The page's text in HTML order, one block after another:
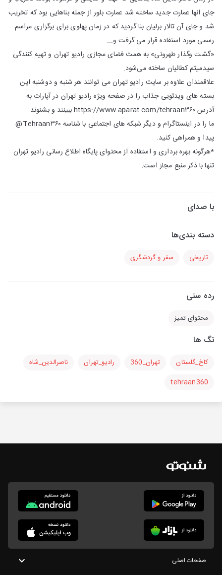
جای انها عمارت جدید ساخته شد عمارت بلور از جمله بناهایی بود كه تخریب
شد و جای آن تالار برلیان بنا گردید كه در زمان پهلوی برای برگزاری مراسم
رسمی مورد استفاده قرار می گرفت و...
«گشت‌ وگذار طهرونی» به همت فضای مجازی رادیو تهران و تهیه كنندگی
سیدمیثم كطائیان ساخته می‌شود.
علاقمندان علاوه بر سایت رادیو تهران می توانند هر شنبه و دوشنبه این
بسته های ویدئویی جذاب را در صفحه ویژه رادیو تهران در آپارات به
آدرس https://www.aparat.com/tehraan۳۶۰ ببینند و بشنوند.
ما را در اینستاگرام و دیگر شبكه های اجتماعی با شناسه Tehraan۳۶۰@
پیدا و همراهی كنید.
*هرگونه بهره برداری و استفاده از محتوای پایگاه اطلاع رسانی رادیو تهران
تنها با ذكر منبع مجاز است.
با صدای
دسته بندی‌ها
تاریخی سفر و گردشگری
رده سنی
محتوای تمیز
تگ ها
کاخ_گلستان تهران_360 رادیو_تهران
ناصرالدین_شاه
tehraan360
صفحات اصلی